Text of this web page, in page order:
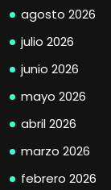
agosto 2026
julio 2026
junio 2026
mayo 2026
abril 2026
marzo 2026
febrero 2026